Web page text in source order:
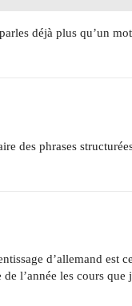
déjà plus qu’un mot
des phrases
d’allemand est
l’année les cours